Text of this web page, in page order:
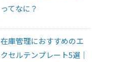
ってなに？
在庫管理におすすめのエ
クセルテンプレート5選｜